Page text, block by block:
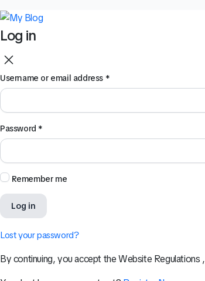
Log in
Username or email address *
Password *
Remember me
Log in
Lost your password?
By continuing, you accept the Website